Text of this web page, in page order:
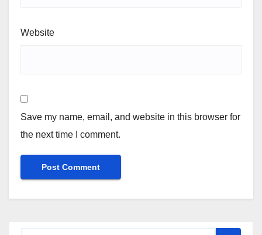
Website
Save my name, email, and website in this browser for
the next time I comment.